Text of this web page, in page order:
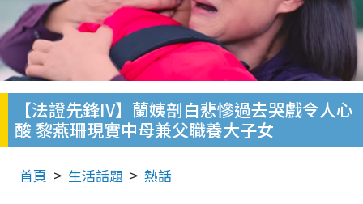
【法證先鋒IV】蘭姨剖白悲慘過去哭戲令人心
酸 黎燕珊現實中母兼父職養大子女
首頁 生活話題 熱話